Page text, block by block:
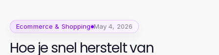
Ecommerce & Shopping May 4, 2026
Hoe je snel herstelt van